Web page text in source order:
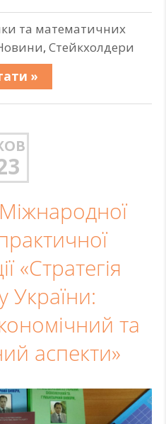
та математичних
, Стейкхолдери
»
«Стратегія
України:
та
аспекти»